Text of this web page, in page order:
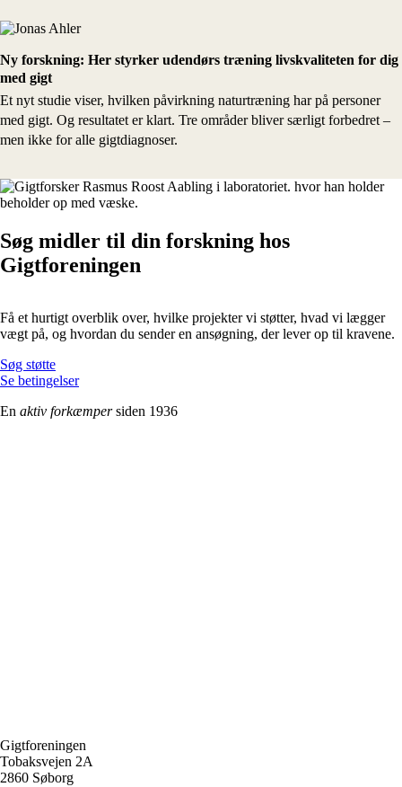
Ny forskning: Her styrker udendørs træning livskvaliteten for dig
med gigt
Et nyt studie viser, hvilken påvirkning naturtræning har på personer
med gigt. Og resultatet er klart. Tre områder bliver særligt forbedret –
men ikke for alle gigtdiagnoser.
Søg midler til din forskning hos
Gigtforeningen
Få et hurtigt overblik over, hvilke projekter vi støtter, hvad vi lægger
vægt på, og hvordan du sender en ansøgning, der lever op til kravene.
Søg støtte
Se betingelser
En aktiv forkæmpersiden 1936
Gigtforeningen
Tobaksvejen 2A
2860 Søborg